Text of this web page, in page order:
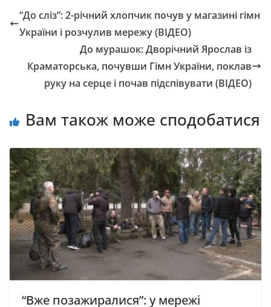
“До сліз”: 2-річний хлопчик почув у магазині гімн
України і розчулив мережу (ВІДЕО)
До мурашок: Дворічний Ярослав із
Краматорська, почувши Гімн України, поклав
руку на серце і почав підспівувати (ВІДЕО)
Вам також може сподобатися
“Вже позажиралися”: у мережі